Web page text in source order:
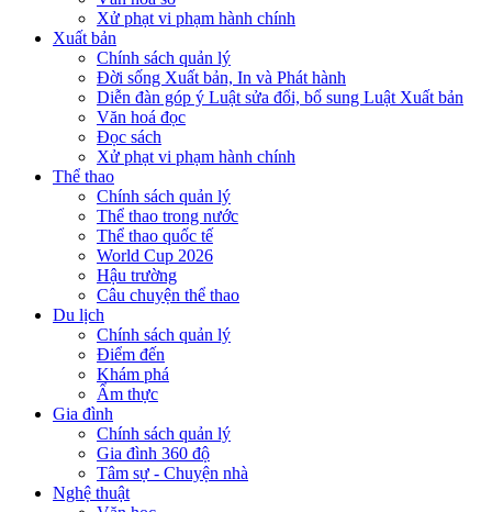
Xử phạt vi phạm hành chính
Xuất bản
Chính sách quản lý
Đời sống Xuất bản, In và Phát hành
Diễn đàn góp ý Luật sửa đổi, bổ sung Luật Xuất bản
Văn hoá đọc
Đọc sách
Xử phạt vi phạm hành chính
Thể thao
Chính sách quản lý
Thể thao trong nước
Thể thao quốc tế
World Cup 2026
Hậu trường
Câu chuyện thể thao
Du lịch
Chính sách quản lý
Điểm đến
Khám phá
Ẩm thực
Gia đình
Chính sách quản lý
Gia đình 360 độ
Tâm sự - Chuyện nhà
Nghệ thuật